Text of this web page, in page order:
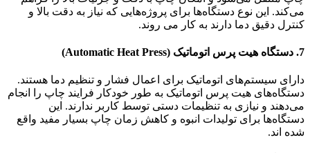
می‌کند. این نوع دستگاه‌ها برای پروژه‌هایی که نیاز به دقت بالا و
کنترل دقیق دما دارند به کار می روند.
7. دستگاه هیت پرس اتوماتیک (Automatic Heat Press)
دارای سیستم‌های اتوماتیک برای اعمال فشار و تنظیم دما هستند.
دستگاه‌های هیت پرس اتوماتیک به طور خودکار فرایند چاپ را انجام
می‌دهند و نیازی به تنظیمات دستی توسط کاربر ندارند. این
دستگاه‌ها برای تولیدات انبوه و کاهش زمان چاپ بسیار مفید واقع
شده اند.